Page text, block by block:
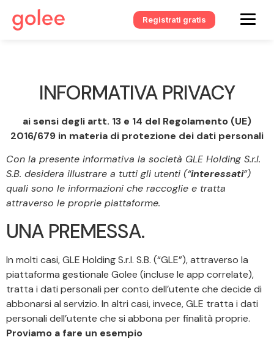
Registrati gratis
INFORMATIVA PRIVACY
ai sensi degli artt. 13 e 14 del Regolamento (UE)
2016/679 in materia di protezione dei dati personali
Con la presente informativa la società GLE Holding S.r.l.
S.B. desidera illustrare a tutti gli utenti (“interessati”)
quali sono le informazioni che raccoglie e tratta
attraverso le proprie piattaforme.
UNA PREMESSA.
In molti casi, GLE Holding S.r.l. S.B. (“GLE”), attraverso la
piattaforma gestionale Golee (incluse le app correlate),
tratta i dati personali per conto dell’utente che decide di
abbonarsi al servizio. In altri casi, invece, GLE tratta i dati
personali dell’utente che si abbona per finalità proprie.
Proviamo a fare un esempio